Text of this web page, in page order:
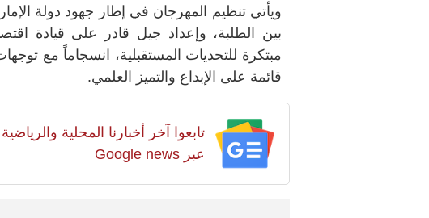
ويأتي تنظيم المهرجان في إطار جهود دولة
بين الطلبة، وإعداد جيل قادر على قيادة
مبتكرة للتحديات المستقبلية، انسجاماً مع
قائمة على الإبداع والتميز العلمي.
تابعوا آخر أخبارنا المحلية
عبر Google news